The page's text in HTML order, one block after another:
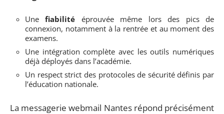
Unefiabilité éprouvée même lors des pics de
connexion, notamment à la rentrée et au moment des
examens.
Une intégration complète avec les outils numériques
déjà déployés dans l’académie.
Un respect strict des protocoles de sécurité définis par
l’éducation nationale.
La messagerie webmail Nantes répond précisément